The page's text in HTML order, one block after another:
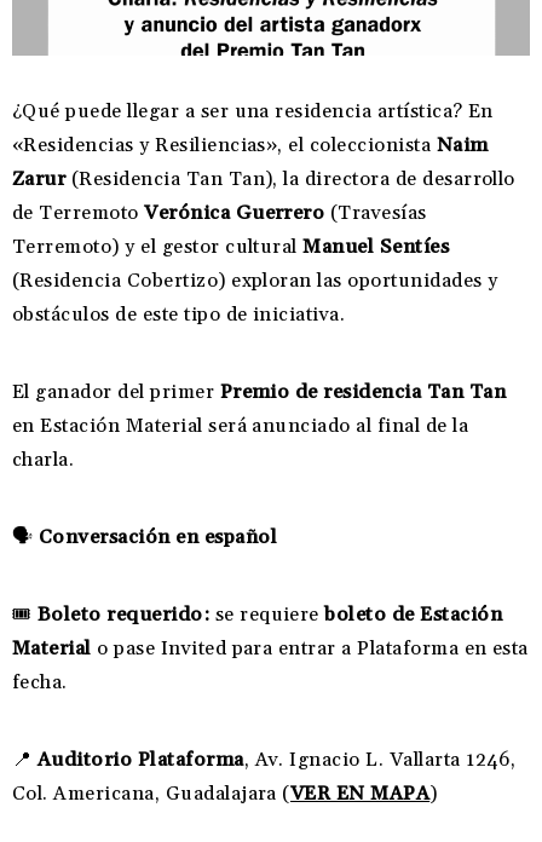
¿Qué puede llegar a ser una residencia artística? En
«Residencias y Resiliencias», el coleccionista Naim
Zarur(Residencia Tan Tan), la directora de desarrollo
de TerremotoVerónica Guerrero (Travesías
Terremoto) y el gestor culturalManuel Sentíes
(Residencia Cobertizo) exploran las oportunidades y
obstáculos de este tipo de iniciativa.
El ganador del primer Premio de residencia Tan Tan
en Estación Material será anunciado al final de la
charla.
🗣️ Conversación en español
🎟️ Boleto requerido: se requiereboleto de Estación
Material o pase Invited para entrar a Plataforma en esta
fecha.
📍Auditorio Plataforma, Av. Ignacio L. Vallarta 1246,
Col. Americana, Guadalajara (VER EN MAPA)